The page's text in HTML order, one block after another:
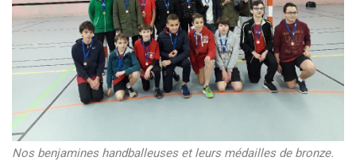
Nos benjamines handballeuses et leurs médailles de bronze.